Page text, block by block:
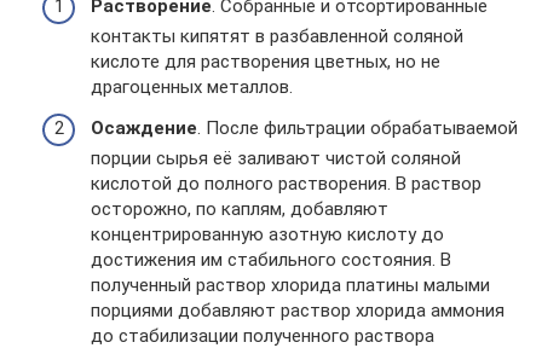
Растворение. Собранные и отсортированные
контакты кипятят в разбавленной соляной
кислоте для растворения цветных, но не
драгоценных металлов.
Осаждение. После фильтрации обрабатываемой
порции сырья её заливают чистой соляной
кислотой до полного растворения. В раствор
осторожно, по каплям, добавляют
концентрированную азотную кислоту до
достижения им стабильного состояния. В
полученный раствор хлорида платины малыми
порциями добавляют раствор хлорида аммония
до стабилизации полученного раствора